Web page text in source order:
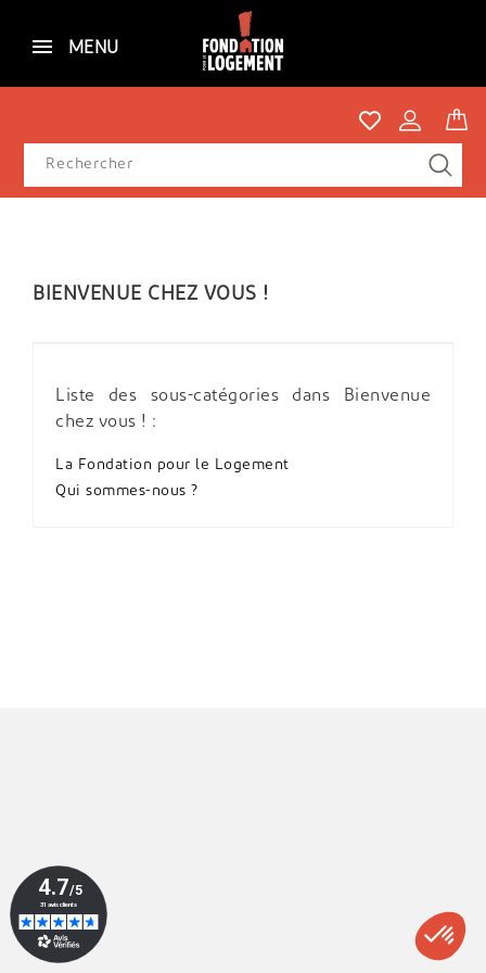
MENU
BIENVENUE CHEZ VOUS !
Liste des sous-catégories dans Bienvenue
chez vous ! :
La Fondation pour le Logement
Qui sommes-nous ?